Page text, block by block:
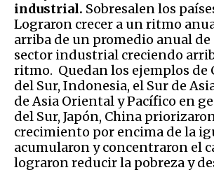
industrial. Sobresalen los
Lograron crecer a un ritmo
arriba de un promedio anual de
sector industrial creciendo
ritmo. Quedan los ejemplos de
del Sur, Indonesia, el Sur de
de Asia Oriental y Pacífico en
del Sur, Japón, China
crecimiento por encima de la
acumularon y concentraron el
lograron reducir la pobreza y